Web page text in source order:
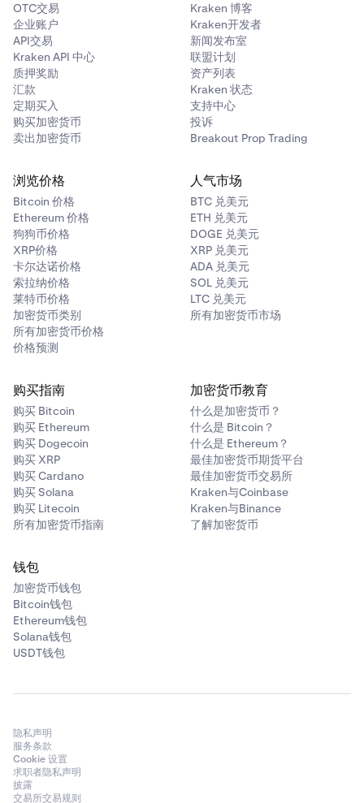
OTC交易
企业账户
API交易
Kraken API 中心
质押奖励
汇款
定期买入
购买加密货币
卖出加密货币
Kraken 博客
Kraken开发者
新闻发布室
联盟计划
资产列表
Kraken 状态
支持中心
投诉
Breakout Prop Trading
浏览价格
Bitcoin 价格
Ethereum 价格
狗狗币价格
XRP价格
卡尔达诺价格
索拉纳价格
莱特币价格
加密货币类别
所有加密货币价格
价格预测
人气市场
BTC 兑美元
ETH 兑美元
DOGE 兑美元
XRP 兑美元
ADA 兑美元
SOL 兑美元
LTC 兑美元
所有加密货币市场
购买指南
购买 Bitcoin
购买 Ethereum
购买 Dogecoin
购买 XRP
购买 Cardano
购买 Solana
购买 Litecoin
所有加密货币指南
加密货币教育
什么是加密货币？
什么是 Bitcoin？
什么是 Ethereum？
最佳加密货币期货平台
最佳加密货币交易所
Kraken与Coinbase
Kraken与Binance
了解加密货币
钱包
加密货币钱包
Bitcoin钱包
Ethereum钱包
Solana钱包
USDT钱包
隐私声明
服务条款
Cookie 设置
求职者隐私声明
披露
交易所交易规则